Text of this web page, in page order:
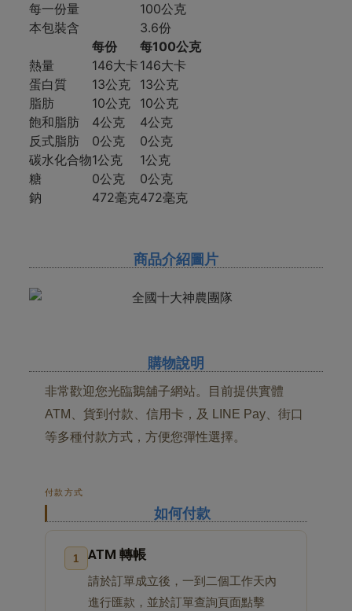
每一份量
100公克
本包裝含
3.6份
每份
每100公克
熱量
146大卡146大卡
蛋白質
13公克
13公克
脂肪
10公克
10公克
飽和脂肪
4公克
4公克
反式脂肪
0公克
0公克
碳水化合物1公克
1公克
糖
0公克
0公克
鈉
472毫克472毫克
商品介紹圖片
購物說明
非常歡迎您光臨鵝舖子網站。目前提供實體
ATM、貨到付款、信用卡，及 LINE Pay、街口
等多種付款方式，方便您彈性選擇。
付款方式
如何付款
1 ATM 轉帳
請於訂單成立後，一到二個工作天內
進行匯款，並於訂單查詢頁面點擊